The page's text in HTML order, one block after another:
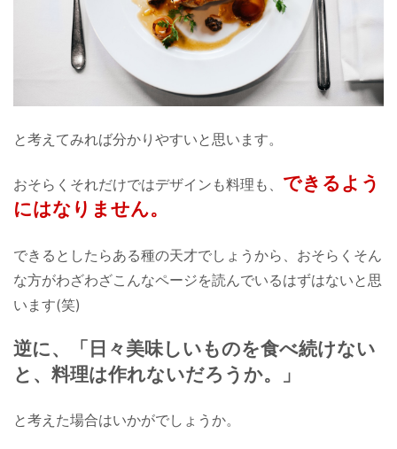
と考えてみれば分かりやすいと思います。
おそらくそれだけではデザインも料理も、 できるよう
にはなりません。
できるとしたらある種の天才でしょうから、 おそらくそん
な方がわざわざこんなページを読んでいるはずはないと思
います(笑)
逆に、「日々美味しいものを食べ続けない
と、 料理は作れないだろうか。」
と考えた場合はいかがでしょうか。